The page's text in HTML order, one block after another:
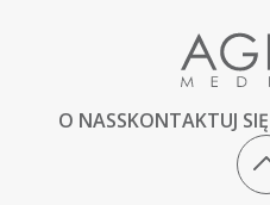
O NASSKONTAKTUJ